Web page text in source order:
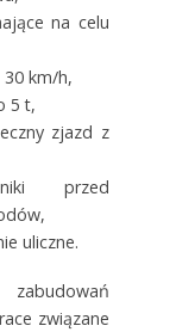
na celu
km/h,
5 t,
zjazd z
przed
uliczne.
związane